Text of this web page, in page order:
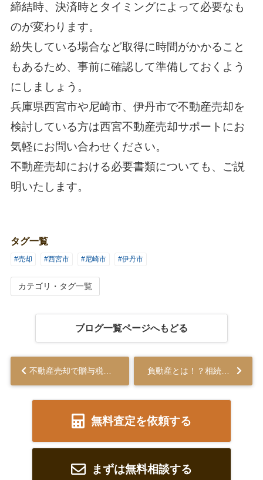
締結時、決済時とタイミングによって必要なも
のが変わります。
紛失している場合など取得に時間がかかること
もあるため、事前に確認して準備しておくよう
にしましょう。
兵庫県西宮市や尼崎市、伊丹市で不動産売却を
検討している方は西宮不動産売却サポート にお
気軽にお問い合わせください。
不動産売却における必要書類についても、ご説
明いたします。
タグ一覧
#売却 #西宮市 #尼崎市 #伊丹市
カテゴリ・タグ一覧
ブログ一覧ページへもどる
無料査定を依頼する
まずは無料相談する